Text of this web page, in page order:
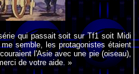
qui passait soit sur Tf1 soit Midi
semble, les protagonistes étaient
l'Asie avec une pie (oiseau),
de votre aide. »